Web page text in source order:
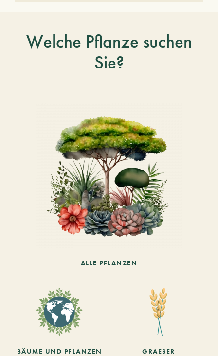
Welche Pflanze suchen
Sie?
ALLE PFLANZEN
BÄUME UND PFLANZEN
GRAESER